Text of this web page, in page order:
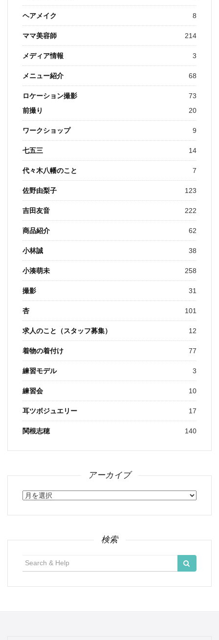
ヘアメイク 8
ママ美容師 214
メディア情報 3
メニュー紹介 68
ロケーション撮影
73
前撮り
20
ワークショップ 9
七五三 14
代々木八幡のこと 7
佐野由梨子 123
吉田友音 222
商品紹介 62
小林誠 38
小湊萌未 258
撮影 31
杏 101
求人のこと（スタッフ募集） 12
着物の着付け 77
練習モデル 3
練習会 10
耳ツボジュエリー 17
関根志穂 140
アーカイブ
ア
カ
検索